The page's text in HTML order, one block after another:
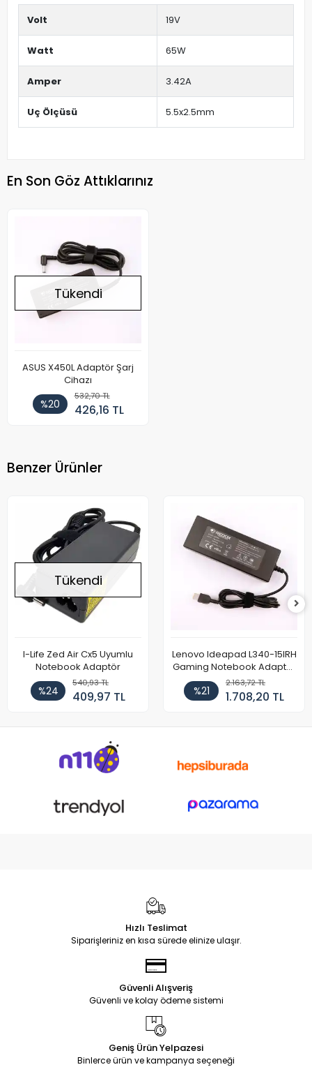
Volt 19V
Watt 65W
Amper 3.42A
Uç Ölçüsü 5.5x2.5mm
En Son Göz Attıklarınız
Tükendi
ASUS X450L Adaptör Şarj
Cihazı
%20
532,70 TL
426,16 TL
Benzer Ürünler
Tükendi
I-Life Zed Air Cx5 Uyumlu
Notebook Adaptör
%24
540,93 TL
409,97 TL
Lenovo Ideapad L340-15IRH
Gaming Notebook Adaptör
Cihazı Şarj Aleti (150W)
%21
2.163,72 TL
1.708,20 TL
Hızlı Teslimat
Siparişleriniz en kısa sürede elinize ulaşır.
Güvenli Alışveriş
Güvenli ve kolay ödeme sistemi
Geniş Ürün Yelpazesi
Binlerce ürün ve kampanya seçeneği